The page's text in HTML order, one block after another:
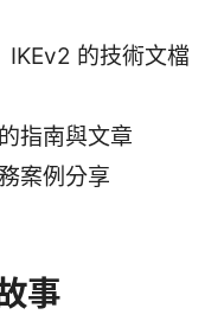
的技術文檔
指南與文章
案例分享
事